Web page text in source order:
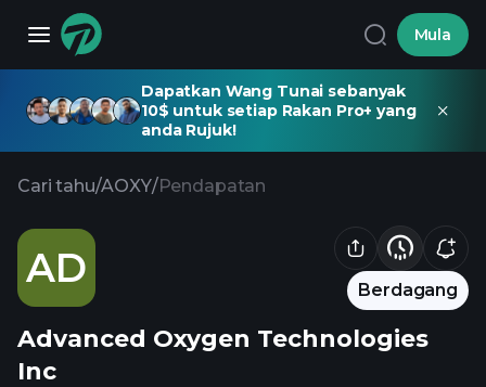
Mula
Dapatkan Wang Tunai sebanyak
10$ untuk setiap Rakan Pro+ yang
anda Rujuk!
Cari tahu/AOXY/Pendapatan
AD Berdagang
Advanced Oxygen Technologies
Inc